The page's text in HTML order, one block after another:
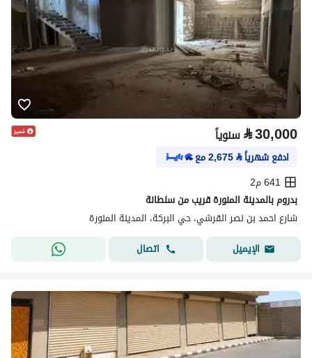
⃁30,000 سنوياً
ادفع شهرياً⃁
2,675مع
641 م2
بدروم بالمدينة المنورة قريب من سلطانة
شارع احمد بن نصر القرشي، حي البركة، المدينة المنورة
الإيميل
اتصال